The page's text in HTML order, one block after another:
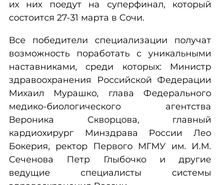
их них поедут на суперфинал, который
состоится 27-31 марта в Сочи.
Все победители специализации получат
возможность поработать с уникальными
наставниками, среди которых: Министр
здравоохранения Российской Федерации
Михаил Мурашко, глава Федерального
медико-биологического агентства
Вероника Скворцова, главный
кардиохирург Минздрава России Лео
Бокерия, ректор Первого МГМУ им. И.М.
Сеченова Петр Глыбочко и другие
ведущие специалисты системы